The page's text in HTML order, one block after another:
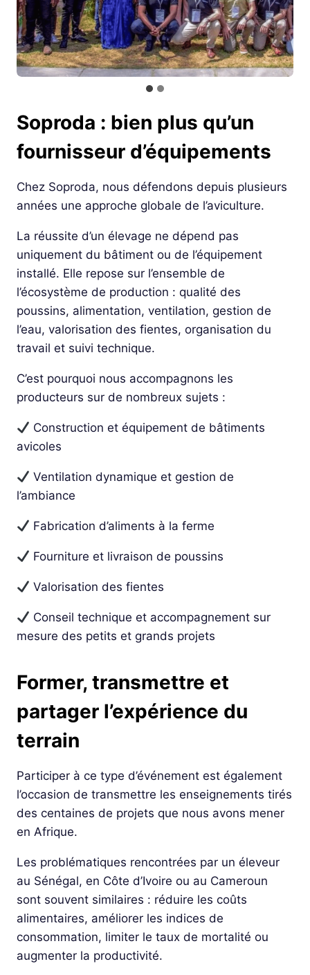
Soproda : bien plus qu’un
fournisseur d’équipements
Chez Soproda, nous défendons depuis plusieurs
années une approche globale de l’aviculture.
La réussite d’un élevage ne dépend pas
uniquement du bâtiment ou de l’équipement
installé. Elle repose sur l’ensemble de
l’écosystème de production : qualité des
poussins, alimentation, ventilation, gestion de
l’eau, valorisation des fientes, organisation du
travail et suivi technique.
C’est pourquoi nous accompagnons les
producteurs sur de nombreux sujets :
Construction et équipement de bâtiments
avicoles
Ventilation dynamique et gestion de
l’ambiance
Fabrication d’aliments à la ferme
Fourniture et livraison de poussins
Valorisation des fientes
Conseil technique et accompagnement sur
mesure des petits et grands projets
Former, transmettre et
partager l’expérience du
terrain
Participer à ce type d’événement est également
l’occasion de transmettre les enseignements tirés
des centaines de projets que nous avons mener
en Afrique.
Les problématiques rencontrées par un éleveur
au Sénégal, en Côte d’Ivoire ou au Cameroun
sont souvent similaires : réduire les coûts
alimentaires, améliorer les indices de
consommation, limiter le taux de mortalité ou
augmenter la productivité.